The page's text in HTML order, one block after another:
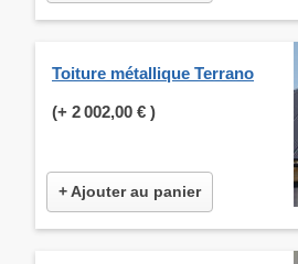
Toiture métallique Terrano
(+ 2 002,00 € )
+ Ajouter au panier